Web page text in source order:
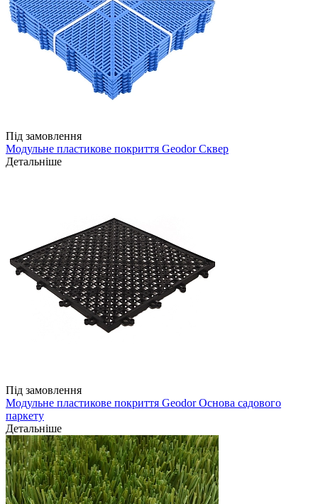
Під замовлення
Модульне пластикове покриття Geodor Сквер
Детальніше
Під замовлення
Модульне пластикове покриття Geodor Основа садового
паркету
Детальніше